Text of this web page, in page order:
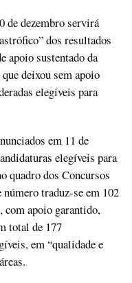
de dezembro servirá
dos resultados
apoio sustentado da
deixou sem apoio
elegíveis para
em 11 de
elegíveis para
quadro dos Concursos
traduz-se em 102
com apoio garantido,
total de 177
em “qualidade e